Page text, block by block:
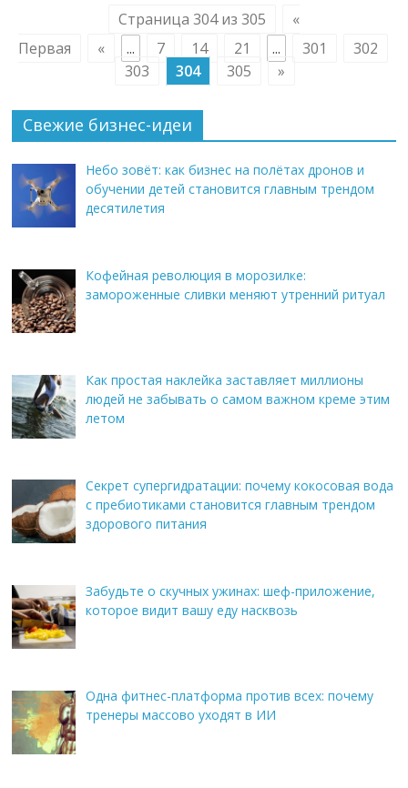
Страница 304 из 305
«
Первая
« ... 7 14 21 ... 301
302
303
304 305 »
Свежие бизнес-идеи
Небо зовёт: как бизнес на полётах дронов и
обучении детей становится главным трендом
десятилетия
Кофейная революция в морозилке:
замороженные сливки меняют утренний ритуал
Как простая наклейка заставляет миллионы
людей не забывать о самом важном креме этим
летом
Секрет супергидратации: почему кокосовая вода
с пребиотиками становится главным трендом
здорового питания
Забудьте о скучных ужинах: шеф-приложение,
которое видит вашу еду насквозь
Одна фитнес-платформа против всех: почему
тренеры массово уходят в ИИ